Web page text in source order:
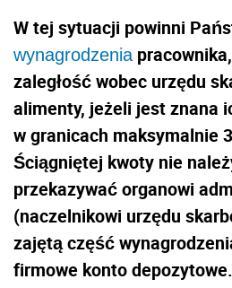
W tej sytuacji powinni
wynagrodzenia
zaległość wobec urzędu
alimenty, jeżeli jest znana
w granicach maksymalnie
Ściągniętej kwoty nie
przekazywać organowi
(naczelnikowi urzędu
zajętą część
firmowe konto